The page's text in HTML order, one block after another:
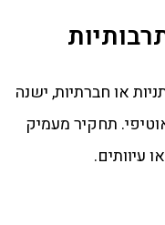
או חברתיות, ישנה
תחקיר מעמיק
עיוותים.